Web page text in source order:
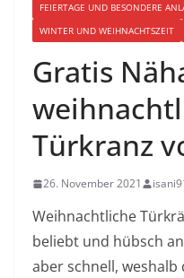
FEIERTAGE UND BESONDERE
WINTER UND WEIHNACHTSZEIT
Gratis
Türkranz
26. November 2021
Weihnachtliche
beliebt und hübsch
aber schnell,